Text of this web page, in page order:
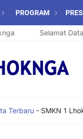
PROGRAM
Selamat Datang
Terbaru - SMKN 1